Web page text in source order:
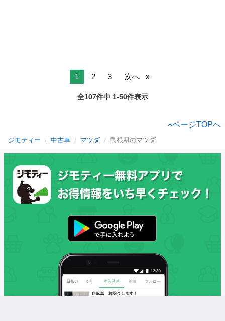
1 2 3 次へ
全107件中 1-50件表示
ページTOPへ
ジモティー 中古車 マツダ 島根県のマツダ